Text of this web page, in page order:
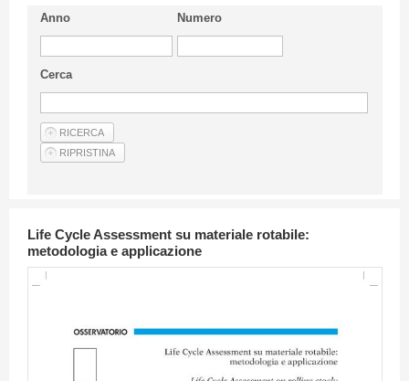
Linee Guida
Privacy Policy
Articoli
Anno Numero
Cerca
Life Cycle Assessment su materiale rotabile:
metodologia e applicazione